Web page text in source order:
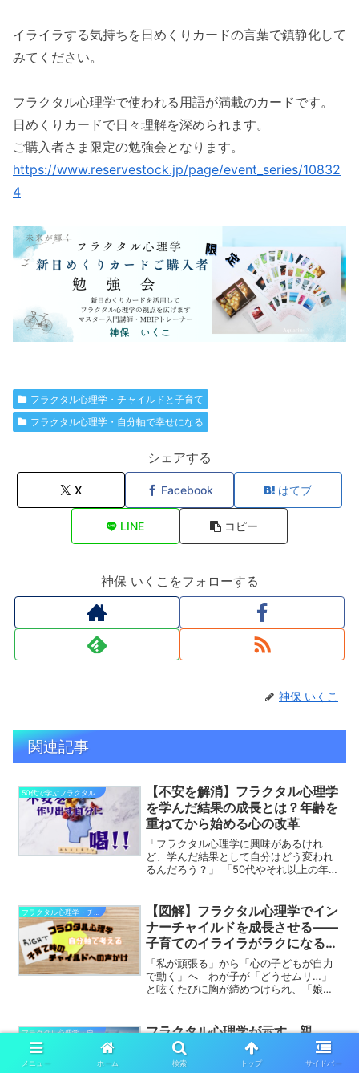
イライラする気持ちを日めくりカードの言葉で鎮静化して
みてください。
フラクタル心理学で使われる用語が満載のカードです。
日めくりカードで日々理解を深められます。
ご購入者さま限定の勉強会となります。
https://www.reservestock.jp/page/event_series/10832
4
フラクタル心理学・チャイルドと子育て
フラクタル心理学・自分軸で幸せになる
シェアする
X Facebook はてブ
LINE コピー
神保 いくこをフォローする
神保 いくこ
関連記事
【不安を解消】フラクタル心理学
を学んだ結果の成長とは？年齢を
重ねてから始める心の改革
「フラクタル心理学に興味があるけれ
ど、学んだ結果として自分はどう変われ
るんだろう？」 「50代やそれ以上の年齢
ていませんか？結論からお伝えすると、
フラクタル心理学を学ん...
フラクタル心理学・チャイルドと子育て
【図解】フラクタル心理学でイン
ナーチャイルドを成長させる――
子育てのイライラがラクになる５
ステップ
「私が頑張る」から「心の子どもが自力
で動く」へ わが子が「どうせムリ…」
と呟くたびに胸が締めつけられ、「娘＝
クタル心理学は、そのループを軽やかに
断ち切る視点を与えてくれ...
フラクタル心理学・自分軸で幸せになる
フラクタル心理学が示す、親
が“責任ある行動”に変わると不登
校が改善する仕組み
メニュー ホーム 検索 トップ サイドバー